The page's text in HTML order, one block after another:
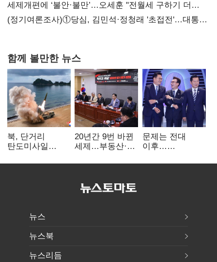
세제개편에 ‘불안·불만’…오세훈 "전월세 구하기 더
힘들어질 것"
(정기여론조사)①당심, 김민석·정청래 '초접전'…대통령
함께 볼만한 뉴스
북, 단거리
탄도미사일
"즉각 중단 촉구"
20년간 9번 바뀐
세제…부동산·
건드렸다
문제는 전대
이후…
뒤집힐 땐
뉴스
뉴스북
뉴스리듬